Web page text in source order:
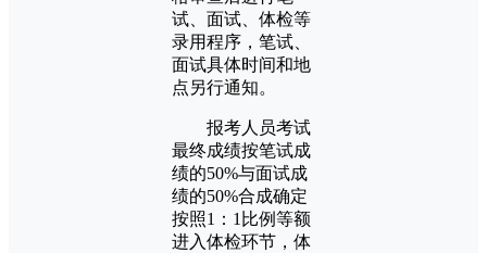
试、面试、体检等
录用程序，笔试、
面试具体时间和地
点另行通知。
报考人员考试
最终成绩按笔试成
绩的50%与面试成
绩的50%合成确定
按照1：1比例等额
进入体检环节，体